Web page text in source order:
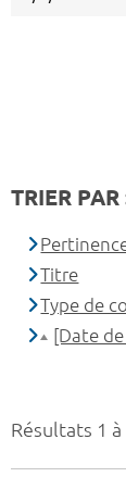
Résultats 1
TRIER PAR
Titre
Type de
[Date